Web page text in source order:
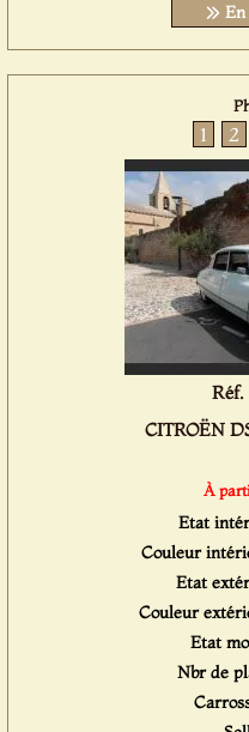
1 2
Réf.
CITROËN
À
Etat
Couleur
Etat
Couleur
Etat
Nbr de